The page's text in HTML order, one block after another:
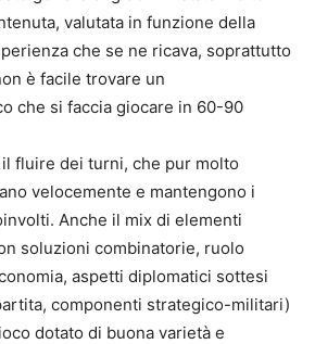
valutata in funzione della
che se ne ricava, soprattutto
è facile trovare un
che si faccia giocare in 60-90
fluire dei turni, che pur molto
velocemente e mantengono i
Anche il mix di elementi
soluzioni combinatorie, ruolo
aspetti diplomatici sottesi
componenti strategico-militari)
dotato di buona varietà e